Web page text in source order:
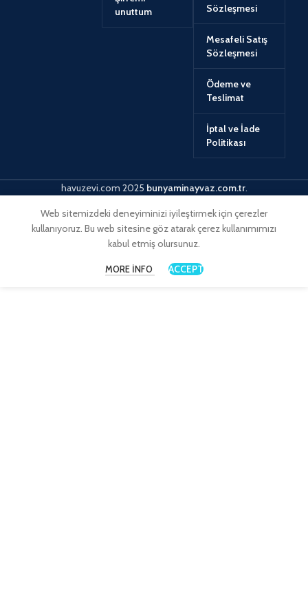
unuttum
Sözleşmesi
Mesafeli Satış
Sözleşmesi
Ödeme ve
Teslimat
İptal ve İade
Politikası
havuzevi.com 2025 bunyaminayvaz.com.tr.
Web sitemizdeki deneyiminizi iyileştirmek için çerezler
kullanıyoruz. Bu web sitesine göz atarak çerez kullanımımızı
kabul etmiş olursunuz.
MORE INFO ACCEPT